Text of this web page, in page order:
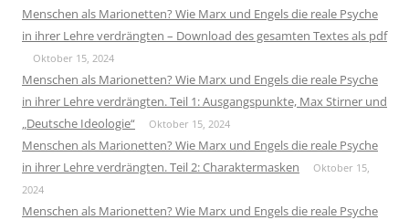
Menschen als Marionetten? Wie Marx und Engels die reale Psyche
in ihrer Lehre verdrängten – Download des gesamten Textes als pdf
Oktober 15, 2024
Menschen als Marionetten? Wie Marx und Engels die reale Psyche
in ihrer Lehre verdrängten. Teil 1: Ausgangspunkte, Max Stirner und
„Deutsche Ideologie“
Oktober 15, 2024
Menschen als Marionetten? Wie Marx und Engels die reale Psyche
in ihrer Lehre verdrängten. Teil 2: Charaktermasken
Oktober 15,
2024
Menschen als Marionetten? Wie Marx und Engels die reale Psyche